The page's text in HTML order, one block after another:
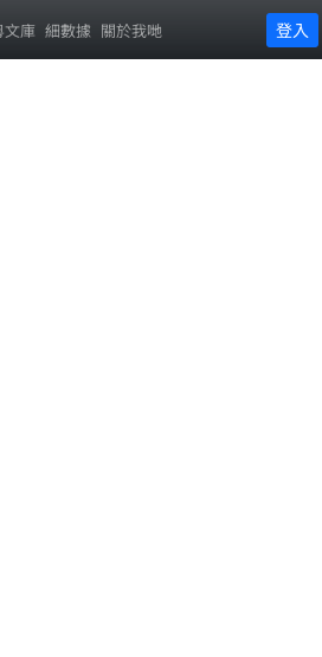
文庫 細數據 關於我哋 登入